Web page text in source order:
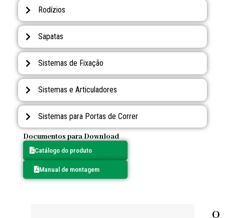
Rodízios
Sapatas
Sistemas de Fixação
Sistemas e Articuladores
Sistemas para Portas de Correr
Documentos para Download
Catálogo do produto
Manual de montagem